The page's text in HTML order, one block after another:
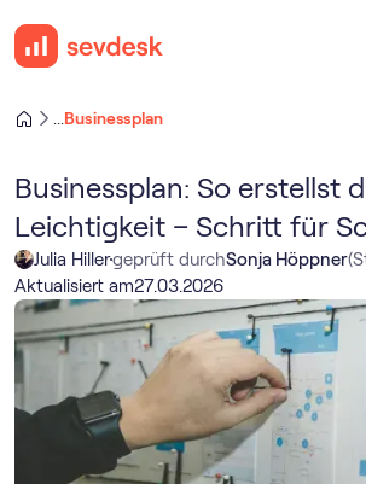
Businessplan
Businessplan: So erstellst
Leichtigkeit – Schritt für
Julia Hillergeprüft durchSonja Höppner(
Aktualisiert am27.03.2026